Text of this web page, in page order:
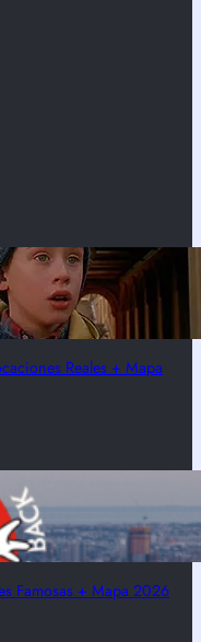
Reales + Mapa
Famosas + Mapa 2026